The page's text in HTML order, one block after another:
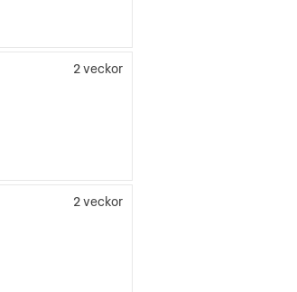
2 veckor
2 veckor